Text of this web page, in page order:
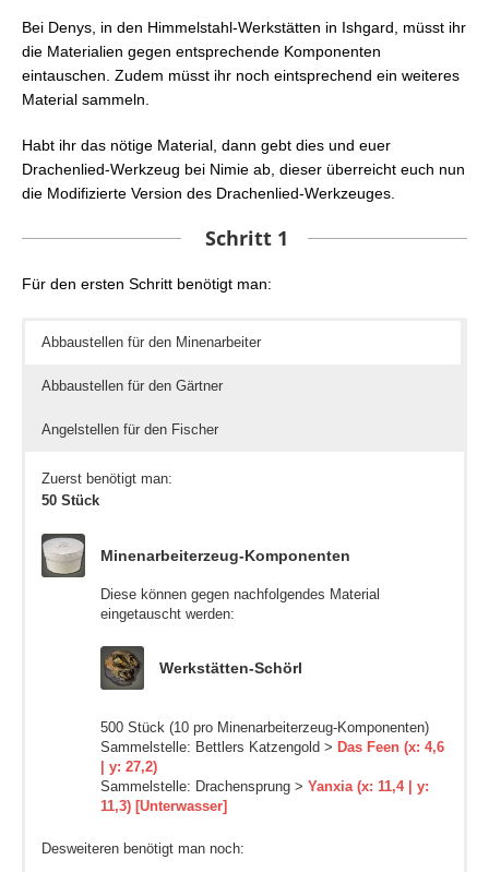
Bei Denys, in den Himmelstahl-Werkstätten in Ishgard, müsst ihr
die Materialien gegen entsprechende Komponenten
eintauschen. Zudem müsst ihr noch eintsprechend ein weiteres
Material sammeln.
Habt ihr das nötige Material, dann gebt dies und euer
Drachenlied-Werkzeug bei Nimie ab, dieser überreicht euch nun
die Modifizierte Version des Drachenlied-Werkzeuges.
Schritt 1
Für den ersten Schritt benötigt man:
Abbaustellen für den Minenarbeiter
Abbaustellen für den Gärtner
Angelstellen für den Fischer
Zuerst benötigt man:
50 Stück
Minenarbeiterzeug-Komponenten
Diese können gegen nachfolgendes Material
eingetauscht werden:
Werkstätten-Schörl
500 Stück (10 pro Minenarbeiterzeug-Komponenten)
Sammelstelle: Bettlers Katzengold > Das Feen (x: 4,6
| y: 27,2)
Sammelstelle: Drachensprung > Yanxia (x: 11,4 | y:
11,3) [Unterwasser]
Desweiteren benötigt man noch: